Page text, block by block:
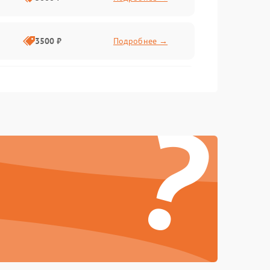
3500 ₽ Подробнее →
2000 ₽ Подробнее →
Подробнее →
Подробнее →
?